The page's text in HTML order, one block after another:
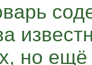
но